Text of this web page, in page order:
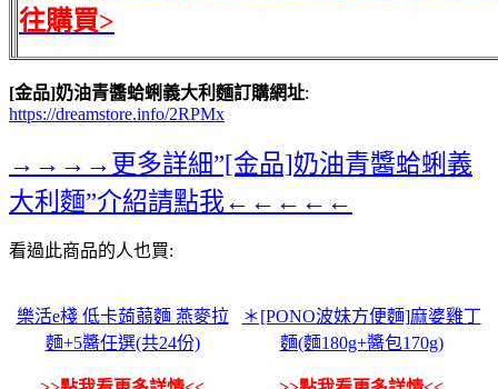
往購買>
[金品]奶油青醬蛤蜊義大利麵訂購網址:
https://dreamstore.info/2RPMx
→→→→更多詳細”[金品]奶油青醬蛤蜊義
大利麵”介紹請點我←←←←←
看過此商品的人也買:
樂活e棧 低卡蒟蒻麵 燕麥拉
麵+5醬任選(共24份)
＊[PONO波妹方便麵]麻婆雞丁
麵(麵180g+醬包170g)